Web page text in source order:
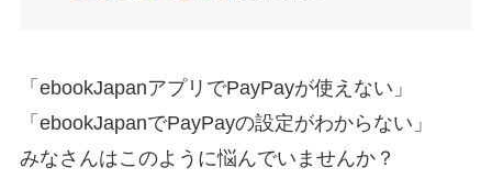
「ebookJapanアプリでPayPayが使えない」
「ebookJapanでPayPayの設定がわからない」
みなさんはこのように悩んでいませんか？